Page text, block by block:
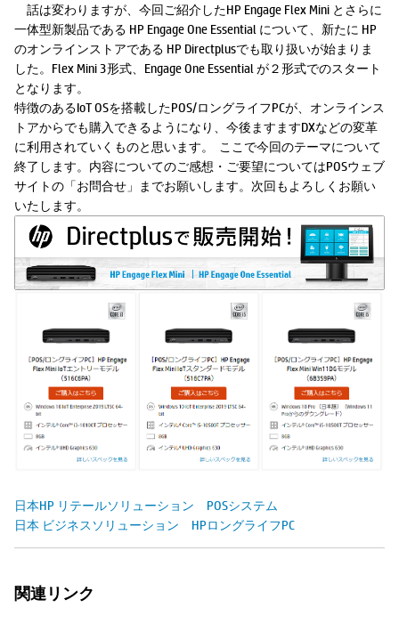
話は変わりますが、今回ご紹介したHP Engage Flex Mini とさらに
一体型新製品である HP Engage One Essential について、新たに HP
のオンラインストアである HP Directplusでも取り扱いが始まりま
した。Flex Mini 3形式、Engage One Essential が２形式でのスタート
となります。
特徴のあるIoT OSを搭載したPOS/ロングライフPCが、オンラインス
トアからでも購入できるようになり、今後ますますDXなどの変革
に利用されていくものと思います。 ここで今回のテーマについて
終了します。内容についてのご感想・ご要望についてはPOSウェブ
サイトの「お問合せ」までお願いします。次回もよろしくお願い
いたします。
日本HP リテールソリューション POSシステム
日本 ビジネスソリューション HPロングライフPC
関連リンク